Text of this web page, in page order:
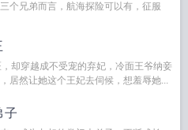
个兄弟而言，航海探险可以有，征服
却穿越成不受宠的弃妃，冷面王爷纳妾
居然让她这个王妃去伺候，想羞辱她...
子